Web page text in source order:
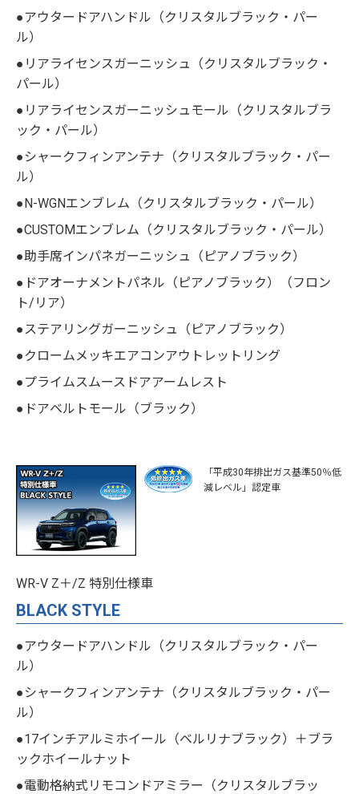
●アウタードアハンドル（クリスタルブラック・パー
ル）
●リアライセンスガーニッシュ（クリスタルブラック・
パール）
●リアライセンスガーニッシュモール（クリスタルブラ
ック・パール）
●シャークフィンアンテナ（クリスタルブラック・パー
ル）
●N-WGNエンブレム（クリスタルブラック・パール）
●CUSTOMエンブレム（クリスタルブラック・パール）
●助手席インパネガーニッシュ（ピアノブラック）
●ドアオーナメントパネル（ピアノブラック）（フロン
ト/リア）
●ステアリングガーニッシュ（ピアノブラック）
●クロームメッキエアコンアウトレットリング
●プライムスムースドアアームレスト
●ドアベルトモール（ブラック）
「平成30年排出ガス基準50％低
減レベル」認定車
WR-V Z＋/Z 特別仕様車
BLACK STYLE
●アウタードアハンドル（クリスタルブラック・パー
ル）
●シャークフィンアンテナ（クリスタルブラック・パー
ル）
●17インチアルミホイール（ベルリナブラック）＋ブラ
ックホイールナット
●電動格納式リモコンドアミラー（クリスタルブラッ